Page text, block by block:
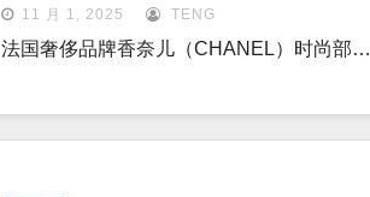
11 月 1, 2025 TENG
法国奢侈品牌香奈儿（CHANEL）时尚部…